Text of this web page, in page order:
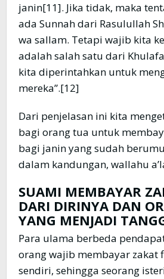
janin[11]. Jika tidak, maka
ada Sunnah dari Rasulullah
wa sallam. Tetapi wajib kita
adalah salah satu dari
kita diperintahkan untuk
mereka”.[12]
Dari penjelasan ini kita
bagi orang tua untuk
bagi janin yang sudah
dalam kandungan, wallahu
SUAMI MEMBAYAR
DARI DIRINYA DAN
YANG MENJADI
Para ulama berbeda
orang wajib membayar zakat
sendiri, sehingga seorang